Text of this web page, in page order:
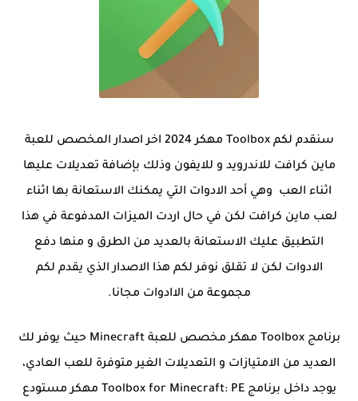
سنقدم لكم Toolbox مهكر 2024 اخر اصدار المخصص للعبة
ماين كرافت للاندرويد و للايفون وذلك بإضافة تعديلات عليها
اثناء العب وهي أحد الادوات التي يمكنك الاستعانة بها اثناء
لعب ماين كرافت لكن في حال اردت الميزات المدفوعة في هذا
التطبيق عليك الاستعانة بالعديد من الطرق و منها دفع
الادوات لكن لا تقلق نوفر لكم هذا الاصدار الذي يقدم لكم
مجموعة من الاادوات مجانا.
برنامج Toolbox مهكر مخصص للعبة Minecraft حيث يوفر لك
العديد من الامتيازات و التعديلات الغير متوفرة للعب العادي،
يوجد داخل برنامج Toolbox for Minecraft: PE مهكر مستودع